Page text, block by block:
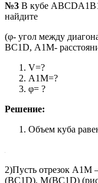
№3 В кубе
найдите
(φ- угол между
ВС1D, А1М-
V=?
А1М=?
φ= ?
Решение:
Объем куба
2)Пусть отрезок A1М
(ВС1D), М(ВС1D)